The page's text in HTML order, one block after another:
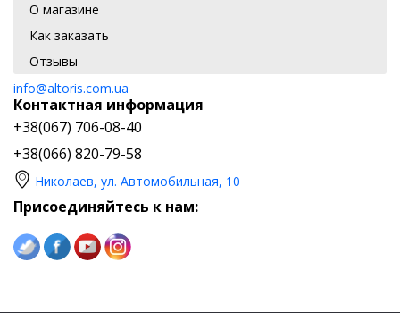
О магазине
Как заказать
Отзывы
info@altoris.com.ua
Контактная информация
+38(067) 706-08-40
+38(066) 820-79-58
Николаев, ул. Автомобильная, 10
Присоединяйтесь к нам: